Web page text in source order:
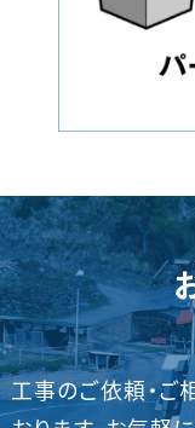
工事のご依頼・ご